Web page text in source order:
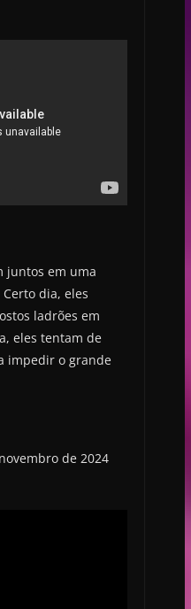
juntos em uma
dia, eles
ladrões em
eles tentam de
impedir o grande
de 2024